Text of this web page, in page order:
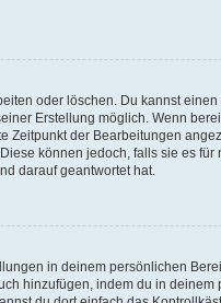
oder löschen. Du kannst
Erstellung möglich. Wenn
der Bearbeitungen
können jedoch, falls sie es
darauf geantwortet hat.
in deinem persönlichen
hinzufügen, indem du in